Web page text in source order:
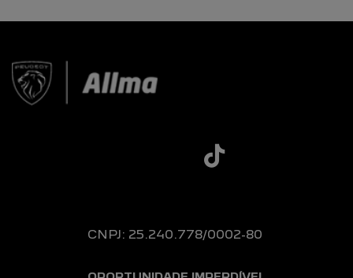
CNPJ: 25.240.778/0002-80